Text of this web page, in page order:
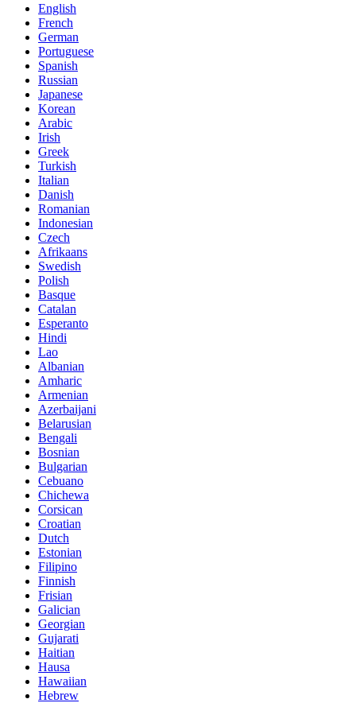
English
French
German
Portuguese
Spanish
Russian
Japanese
Korean
Arabic
Irish
Greek
Turkish
Italian
Danish
Romanian
Indonesian
Czech
Afrikaans
Swedish
Polish
Basque
Catalan
Esperanto
Hindi
Lao
Albanian
Amharic
Armenian
Azerbaijani
Belarusian
Bengali
Bosnian
Bulgarian
Cebuano
Chichewa
Corsican
Croatian
Dutch
Estonian
Filipino
Finnish
Frisian
Galician
Georgian
Gujarati
Haitian
Hausa
Hawaiian
Hebrew